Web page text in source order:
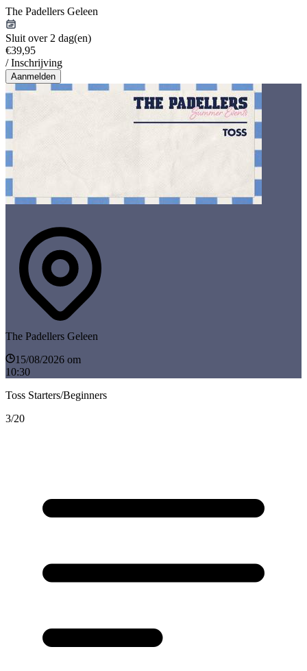
The Padellers Geleen
Sluit over 2 dag(en)
€39,95
/ Inschrijving
Aanmelden
The Padellers Geleen
15/08/2026 om
10:30
Toss Starters/Beginners
3/20